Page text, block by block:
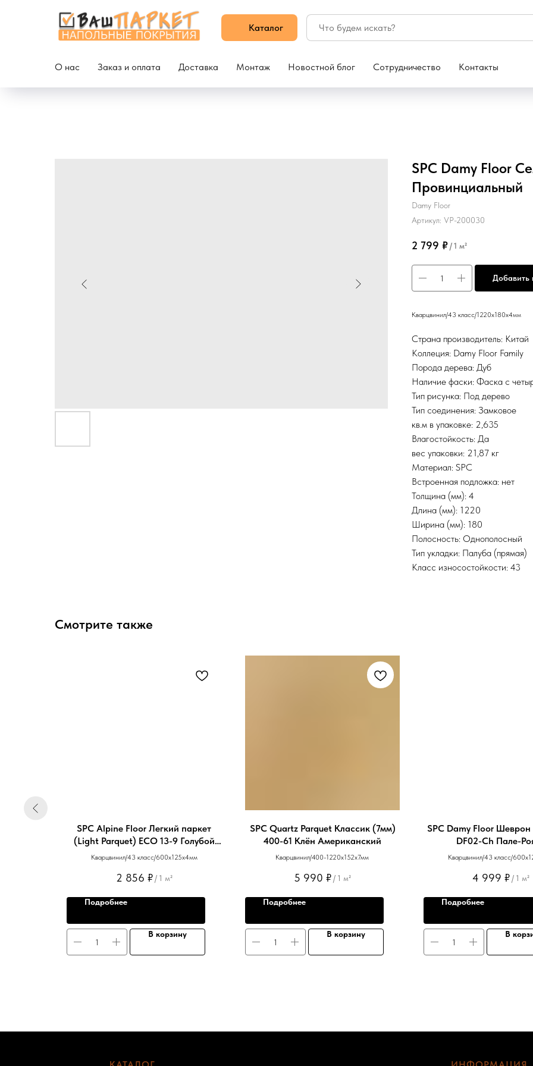
Каталог
О нас Заказ и оплата Доставка Монтаж Новостной блог Сотрудничество Контакты
SPC Damy Floor
Провинциальный
Damy Floor
Артикул: VP-200030
2 799 ₽/1 м²
Добавить
Кварцвинил/43 класс/1220х180х4мм
Страна производитель: Китай
Коллеция: Damy Floor Family
Порода дерева: Дуб
Наличие фаски: Фаска с
Тип рисунка: Под дерево
Тип соединения: Замковое
кв.м в упаковке: 2,635
Влагостойкость: Да
вес упаковки: 21,87 кг
Материал: SPC
Встроенная подложка: нет
Толщина (мм): 4
Длина (мм): 1220
Ширина (мм): 180
Полосность: Однополосный
Тип укладки: Палуба (прямая)
Класс износостойкости: 43
Смотрите также
SPC Alpine Floor Легкий паркет
(Light Parquet) ЕСО 13-9 Голубой
Кварцвинил/43 класс/600х125х4мм
2 856 ₽/ 1 м²
Подробнее
В корзину
SPC Quartz Parquet Классик (7мм)
400-61 Клён Американский
Кварцвинил/400-1220х152х7мм
5 990 ₽/ 1 м²
Подробнее
В корзину
SPC Damy Floor
DF02-Ch Пале-
Кварцвинил/43 класс/
4 999 ₽/ 1 м²
Подробнее
В